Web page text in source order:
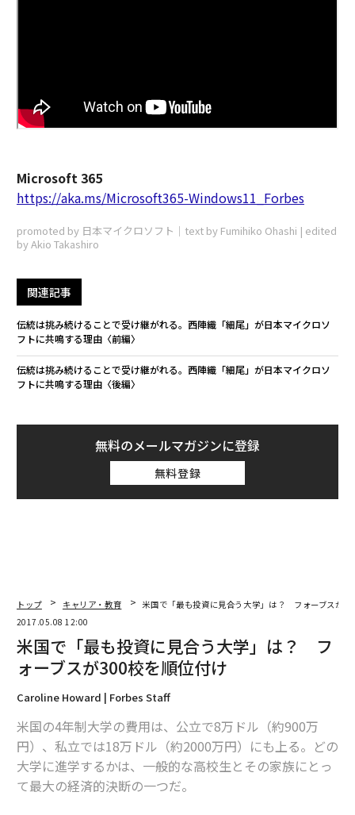
Microsoft 365
https://aka.ms/Microsoft365-Windows11_Forbes
promoted by 日本マイクロソフト｜text by Fumihiko Ohashi | edited
by Akio Takashiro
関連記事
伝統は挑み続けることで受け継がれる。西陣織「細尾」が日本マイクロソ
フトに共鳴する理由〈前編〉
伝統は挑み続けることで受け継がれる。西陣織「細尾」が日本マイクロソ
フトに共鳴する理由〈後編〉
無料のメールマガジンに登録
無料登録
トップ キャリア・教育
米国で「最も投資に見合う大学」は？ フォーブスが
2017.05.08 12:00
米国で「最も投資に見合う大学」は？ フ
ォーブスが300校を順位付け
Caroline Howard | Forbes Staff
米国の4年制大学の費用は、公立で8万ドル（約900万
円）、私立では18万ドル（約2000万円）にも上る。どの
大学に進学するかは、一般的な高校生とその家族にとっ
て最大の経済的決断の一つだ。